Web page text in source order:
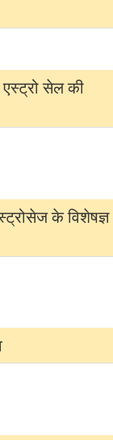
सेल की
के विशेषज्ञ